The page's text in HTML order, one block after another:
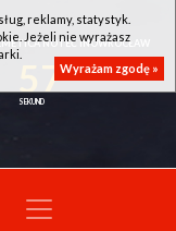
NOTEĆ INOWROCŁAW
57
reklamy, statystyk.
Jeżeli nie wyrażasz
Wyrażam zgodę »